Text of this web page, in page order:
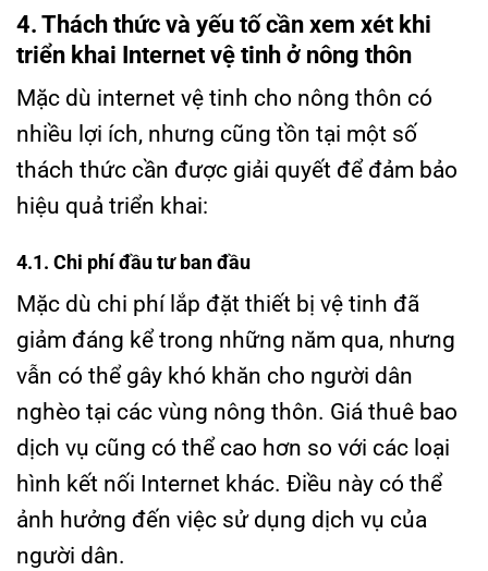
4. Thách thức và yếu tố cần xem xét khi
triển khai Internet vệ tinh ở nông thôn
Mặc dù internet vệ tinh cho nông thôn có
nhiều lợi ích, nhưng cũng tồn tại một số
thách thức cần được giải quyết để đảm bảo
hiệu quả triển khai:
4.1. Chi phí đầu tư ban đầu
Mặc dù chi phí lắp đặt thiết bị vệ tinh đã
giảm đáng kể trong những năm qua, nhưng
vẫn có thể gây khó khăn cho người dân
nghèo tại các vùng nông thôn. Giá thuê bao
dịch vụ cũng có thể cao hơn so với các loại
hình kết nối Internet khác. Điều này có thể
ảnh hưởng đến việc sử dụng dịch vụ của
người dân.